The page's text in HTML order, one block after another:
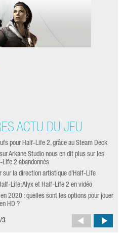
ACTU DU JEU
pour Half-Life 2, grâce au Steam Deck
Arkane Studio nous en dit plus sur les
2 abandonnés
sur la direction artistique d'Half-Life
Life: Alyx et Half-Life 2 en vidéo
2020 : quelles sont les options pour jouer
en HD ?
/3